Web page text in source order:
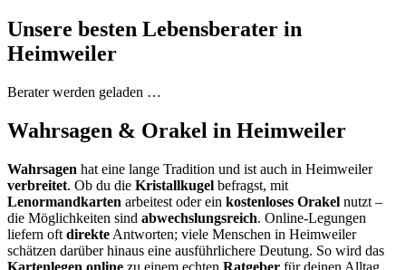
Unsere besten Lebensberater in
Heimweiler
Berater werden geladen …
Wahrsagen & Orakel in Heimweiler
Wahrsagen hat eine lange Tradition und ist auch in Heimweiler
verbreitet. Ob du die Kristallkugel befragst, mit
Lenormandkarten arbeitest oder ein kostenloses Orakel nutzt –
die Möglichkeiten sind abwechslungsreich. Online-Legungen
liefern oft direkte Antworten; viele Menschen in Heimweiler
schätzen darüber hinaus eine ausführlichere Deutung. So wird das